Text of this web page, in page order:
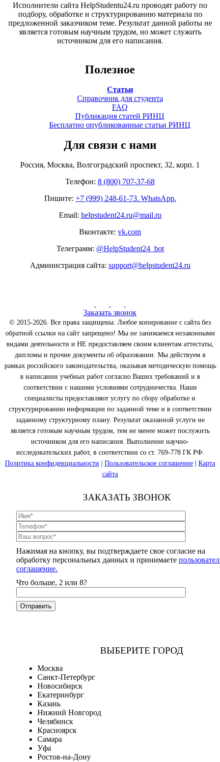
Исполнители сайта HelpStudentu24.ru проводят работу по
подбору, обработке и структурированию материала по
предложенной заказчиком теме. Результат данной работы не
является готовым научным трудом, но может служить
источником для его написания.
Полезное
Статьи
Справочник для студента
FAQ
Публикация статей РИНЦ
Бесплатно опубликованные статьи РИНЦ
Для связи с нами
Россия, Москва, Волгоградский проспект, 32, корп. 1
Телефон: 8 (800) 707-37-68
Пишите: +7 (999) 248-61-73. WhatsApp.
Email: helpstudent24.ru@mail.ru
Вконтакте: vk.com
Телеграмм: @HelpStudent24_bot
Администрация сайта: support@helpstudent24.ru
Заказать звонок
© 2015-2026. Все права защищены. Любое копирование с сайта без
обратной ссылки на сайт запрещено! Мы не занимаемся незаконными
видами деятельности и НЕ предоставляем своим клиентам аттестаты,
дипломы и прочие документы об образовании. Мы действуем в
рамках российского законодательства, оказывая методическую помощь
в написании учебных работ согласно Ваших требований и в
соответствии с нашими условиями сотрудничества. Наши
специалисты предоставляют услугу по сбору обработке и
структурированию информации по заданной теме и в соответствии
заданному структурному плану. Результат оказанной услуги не
является готовым научным трудом, тем не менее может послужить
источником для его написания. Выполнение научно-
исследовательских работ, в соответствии со ст. 769-778 ГК РФ.
Политика конфиденциальности
Пользовательское соглашение
Карта
сайта
ЗАКАЗАТЬ ЗВОНОК
Нажимая на кнопку, вы подтверждаете свое согласие на
обработку персональных данных и принимаете
соглашение.
Что больше, 2 или 8?
ВЫБЕРИТЕ ГОРОД
Москва
Санкт-Петербург
Новосибирск
Екатеринбург
Казань
Нижний Новгород
Челябинск
Красноярск
Самара
Уфа
Ростов-на-Дону